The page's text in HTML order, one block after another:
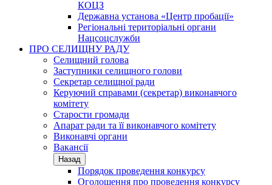
КОЦЗ
Державна установа «Центр пробації»
Регіональні територіальні органи
Нацсоцслужби
ПРО СЕЛИЩНУ РАДУ
Селищний голова
Заступники селищного голови
Секретар селищної ради
Керуючий справами (секретар) виконавчого
комітету
Старости громади
Апарат ради та її виконавчого комітету
Виконавчі органи
Вакансії
Назад
Порядок проведення конкурсу
Оголошення про проведення конкурсу